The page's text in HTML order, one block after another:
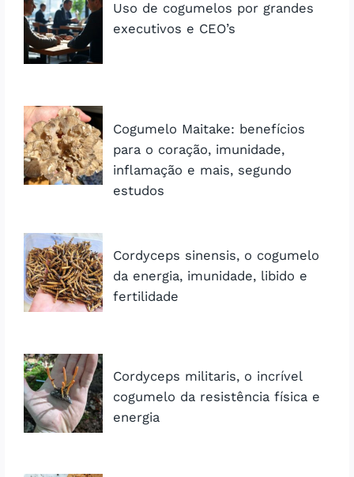
Uso de cogumelos por grandes
executivos e CEO’s
Cogumelo Maitake: benefícios
para o coração, imunidade,
inflamação e mais, segundo
estudos
Cordyceps sinensis, o cogumelo
da energia, imunidade, libido e
fertilidade
Cordyceps militaris, o incrível
cogumelo da resistência física e
energia